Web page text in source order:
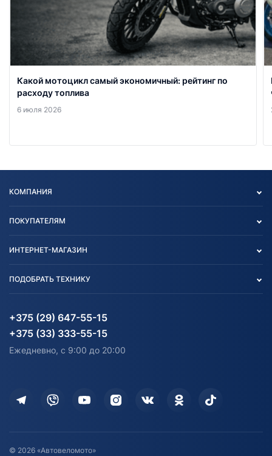
Какой мотоцикл самый экономичный: рейтинг по
расходу топлива
6 июля 2026
КОМПАНИЯ
Блог
Карта сайта
ПОКУПАТЕЛЯМ
Согласие на обработку
Информация до получения
согласия на обработку
персональных данных
Дополнительные услуги
Оставить отзыв
Договор публичной оферты
ИНТЕРНЕТ-МАГАЗИН
Агротехника
Водный транспорт
Электротранспорт
Активный отдых и спорт
ПОДОБРАТЬ ТЕХНИКУ
Агротехника
Электротранспорт
Лодочные моторные
+375 (29) 647-55-15
+375 (33) 333-55-15
Ежедневно, с 9:00 до 20:00
© 2026 «Автовеломото»